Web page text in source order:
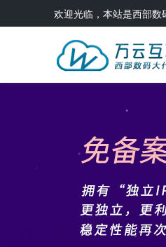
欢迎光临，本站是西部数